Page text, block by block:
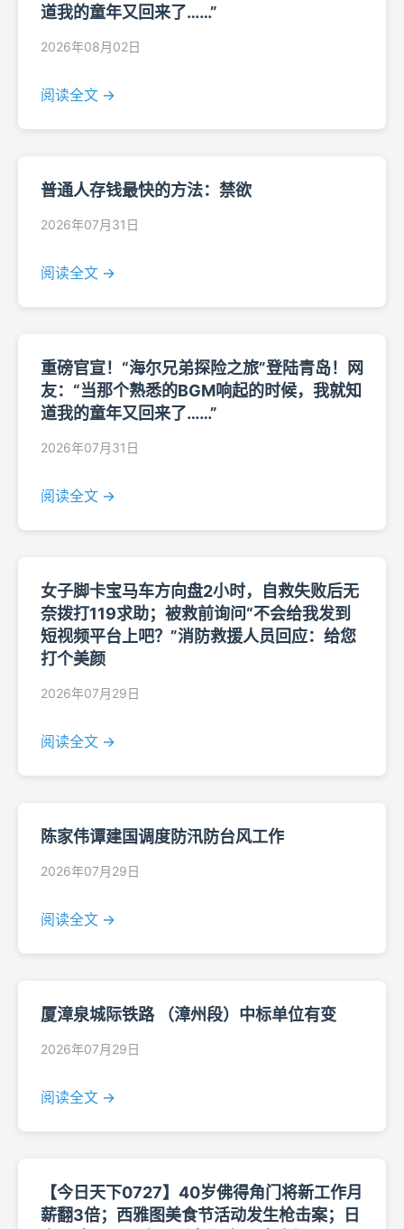
道我的童年又回来了……”
2026年08月02日
阅读全文 →
普通人存钱最快的方法：禁欲
2026年07月31日
阅读全文 →
重磅官宣！“海尔兄弟探险之旅”登陆青岛！网
友：“当那个熟悉的BGM响起的时候，我就知
道我的童年又回来了……”
2026年07月31日
阅读全文 →
女子脚卡宝马车方向盘2小时，自救失败后无
奈拨打119求助；被救前询问“不会给我发到
短视频平台上吧？”消防救援人员回应：给您
打个美颜
2026年07月29日
阅读全文 →
陈家伟谭建国调度防汛防台风工作
2026年07月29日
阅读全文 →
厦漳泉城际铁路 （漳州段）中标单位有变
2026年07月29日
阅读全文 →
【今日天下0727】40岁佛得角门将新工作月
薪翻3倍；西雅图美食节活动发生枪击案；日